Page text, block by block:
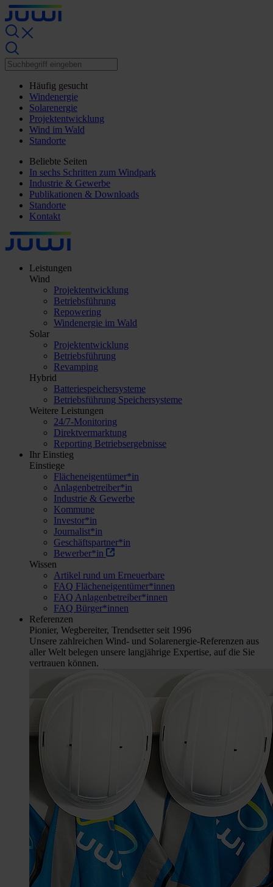
Häufig gesucht
Windenergie
Solarenergie
Projektentwicklung
Wind im Wald
Standorte
Beliebte Seiten
In sechs Schritten zum Windpark
Industrie & Gewerbe
Publikationen & Downloads
Standorte
Kontakt
Leistungen
Wind
Projektentwicklung
Betriebsführung
Repowering
Windenergie im Wald
Solar
Projektentwicklung
Betriebsführung
Revamping
Hybrid
Batteriespeichersysteme
Betriebsführung Speichersysteme
Weitere Leistungen
24/7-Monitoring
Direktvermarktung
Reporting Betriebsergebnisse
Ihr Einstieg
Einstiege
Flächeneigentümer*in
Anlagenbetreiber*in
Industrie & Gewerbe
Kommune
Investor*in
Journalist*in
Geschäftspartner*in
Bewerber*in
Wissen
Artikel rund um Erneuerbare
FAQ Flächeneigentümer*innen
FAQ Anlagenbetreiber*innen
FAQ Bürger*innen
Referenzen
Pionier, Wegbereiter, Trendsetter seit 1996
Unsere zahlreichen Wind- und Solarenergie-Referenzen aus
aller Welt belegen unsere langjährige Expertise, auf die Sie
vertrauen können.